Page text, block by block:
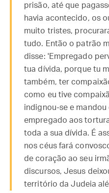
prisão, até que
havia acontecido, os
muito tristes,
tudo. Então o patrão
disse: 'Empregado
tua dívida, porque tu
também, ter
como eu tive
indignou-se e
empregado aos
toda a sua dívida. É
nos céus fará
de coração ao seu
discursos, Jesus
território da Judeia